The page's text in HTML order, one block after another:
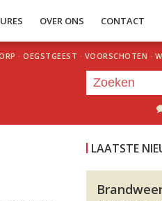
OVER ONS CONTACT
· OEGSTGEEST · VOORSCHOTEN ·
LAATSTE